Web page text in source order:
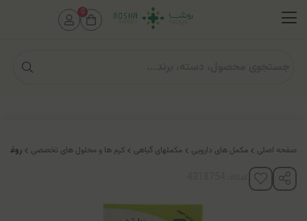
صفحه اصلی مکمل های دارویی مکملهای گیاهی کرم ها و محلول های تخصصی روغن
0